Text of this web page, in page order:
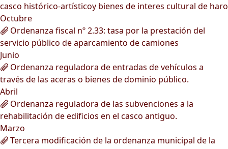
casco histórico-artísticoy bienes de interes cultural de haro
Octubre
Ordenanza fiscal nº 2.33: tasa por la prestación del
servicio público de aparcamiento de camiones
Junio
Ordenanza reguladora de entradas de vehículos a
través de las aceras o bienes de dominio público.
Abril
Ordenanza reguladora de las subvenciones a la
rehabilitación de edificios en el casco antiguo.
Marzo
Tercera modificación de la ordenanza municipal de la